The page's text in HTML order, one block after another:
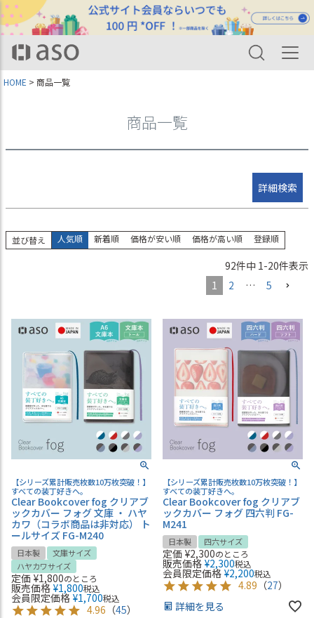
HOME 商品一覧
商品一覧
詳細検索
並び順
新着順
登録順
価格が安い順
価格が高い順
優先度順
キーワードヒット順
検索
並び替え 人気順 新着順 価格が安い順 価格が高い順 登録順
92件中 1-20件表示
1
2 … 5
【シリーズ累計販売枚数10万枚突破！】
すべての装丁好きへ。
Clear Bookcover fog クリアブ
ックカバー フォグ 文庫 ・ ハヤ
カワ（コラボ商品は非対応） ト
ールサイズ FG-M240
日本製
文庫サイズ
ハヤカワサイズ
定価 ¥1,800のところ
販売価格 ¥1,800税込
会員限定価格 ¥1,700税込
4.96 （45）
【シリーズ累計販売枚数10万枚突破！】
すべての装丁好きへ。
Clear Bookcover fog クリアブ
ックカバー フォグ 四六判 FG-
M241
日本製 四六サイズ
定価 ¥2,300のところ
販売価格 ¥2,300税込
会員限定価格 ¥2,200税込
4.89 （27）
詳細を見る